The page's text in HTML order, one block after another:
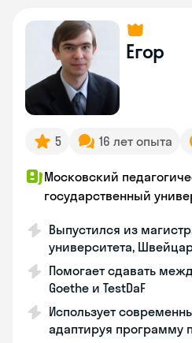
Егор
5 16 лет опыта
Московский
государственный
Выпустился из
университета,
Помогает сдавать
Goethe и TestDaF
Использует
адаптируя программу